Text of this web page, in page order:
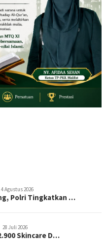
4 Agustus 2026
Polri Tingkatkan …
28 Juli 2026
Skincare D…